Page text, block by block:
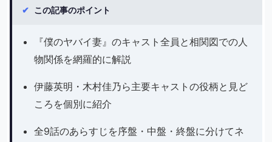
✔ この記事のポイント
『僕のヤバイ妻』のキャスト全員と相関図での人
物関係を網羅的に解説
伊藤英明・木村佳乃ら主要キャストの役柄と見ど
ころを個別に紹介
全9話のあらすじを序盤・中盤・終盤に分けてネ